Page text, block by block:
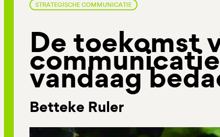
STRATEGISCHE COMMUNICATIE
De toekomst
vandaag
Betteke Ruler